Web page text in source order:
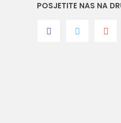
POSJETITE NAS NA